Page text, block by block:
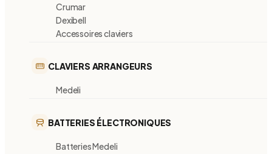
Crumar
Dexibell
Accessoires claviers
CLAVIERS ARRANGEURS
Medeli
BATTERIES ÉLECTRONIQUES
Batteries Medeli